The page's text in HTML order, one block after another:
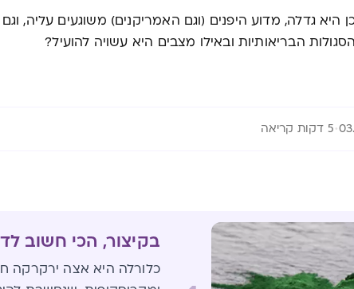
היא גדלה, מדוע היפנים (וגם האמריקנים) משוגעים עליה,
הבריאותיות ובאילו מצבים היא עשויה להועיל?
5 דקות קריאה
בקיצור, הכי חשוב
כלורלה היא אצה ירקרקה